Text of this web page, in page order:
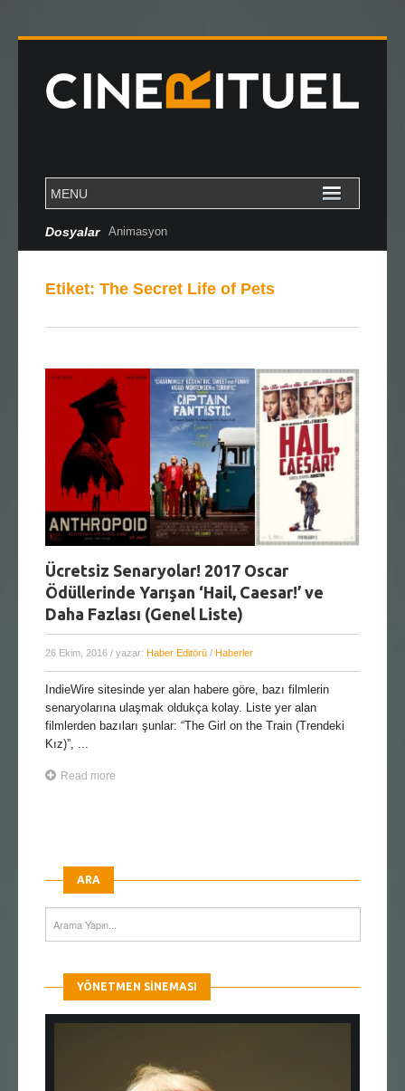
Dosyalar Animasyon
Etiket: The Secret Life of Pets
Ücretsiz Senaryolar! 2017 Oscar
Ödüllerinde Yarışan ‘Hail, Caesar!’ ve
Daha Fazlası (Genel Liste)
26 Ekim, 2016 / yazar: Haber Editörü / Haberler
IndieWire sitesinde yer alan habere göre, bazı filmlerin
senaryolarına ulaşmak oldukça kolay. Liste yer alan
filmlerden bazıları şunlar: “The Girl on the Train (Trendeki
Kız)”, ...
Read more
ARA
YÖNETMEN SINEMASI